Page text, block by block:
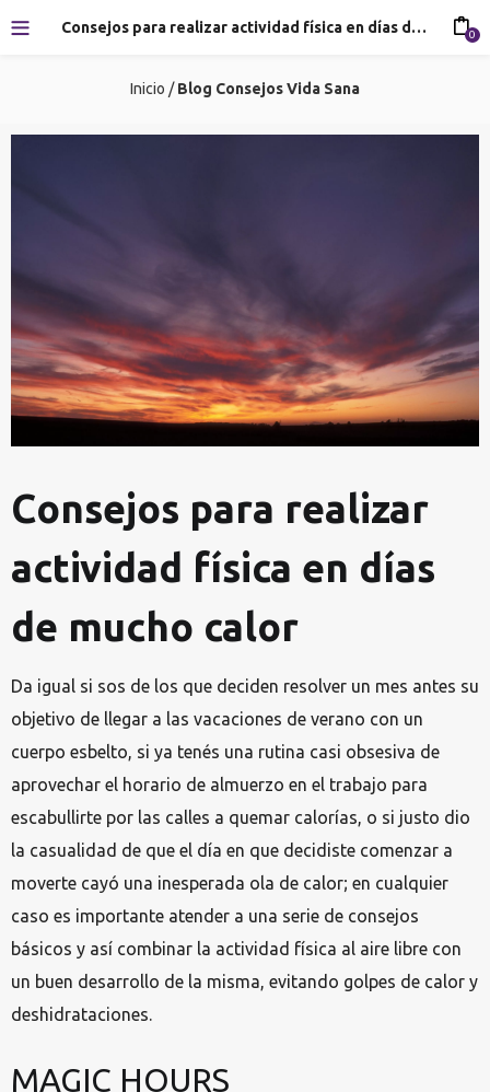
Consejos para realizar actividad física en días de mucho calor 0
Inicio / Blog Consejos Vida Sana
Consejos para realizar
actividad física en días
de mucho calor
Da igual si sos de los que deciden resolver un mes antes su
objetivo de llegar a las vacaciones de verano con un
cuerpo esbelto, si ya tenés una rutina casi obsesiva de
aprovechar el horario de almuerzo en el trabajo para
escabullirte por las calles a quemar calorías, o si justo dio
la casualidad de que el día en que decidiste comenzar a
moverte cayó una inesperada ola de calor; en cualquier
caso es importante atender a una serie de consejos
básicos y así combinar la actividad física al aire libre con
un buen desarrollo de la misma, evitando golpes de calor y
deshidrataciones.
MAGIC HOURS